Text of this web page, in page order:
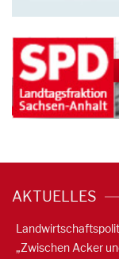
AKTUELLES
„Zwischen Acker